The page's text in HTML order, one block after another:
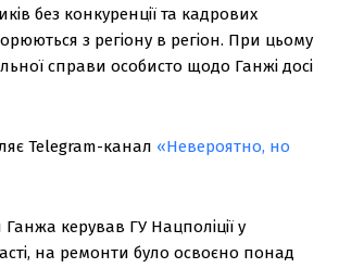
без конкуренції та кадрових
з регіону в регіон. При цьому
справи особисто щодо Ганжі досі
Telegram-канал «Невероятно, но
Ганжа керував ГУ Нацполіції у
на ремонти було освоєно понад